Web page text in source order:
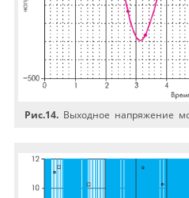
Рис.14. Выходное напряжение